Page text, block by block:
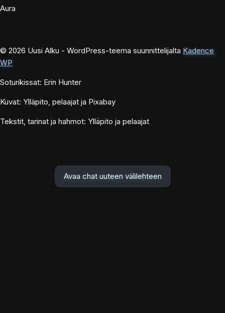
Aura
© 2026 Uusi Alku - WordPress-teema suunnittelijalta Kadence
WP
Soturikissat: Erin Hunter
Kuvat: Ylläpito, pelaajat ja Pixabay
Tekstit, tarinat ja hahmot: Ylläpito ja pelaajat
Avaa chat uuteen välilehteen